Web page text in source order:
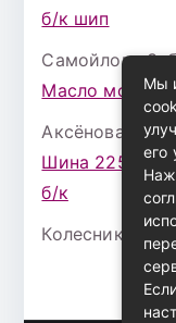
б/к шип
Самойлова
Масло
Аксёнова
Шина 225/75 Р-
б/к
Колесникова
Мы
его